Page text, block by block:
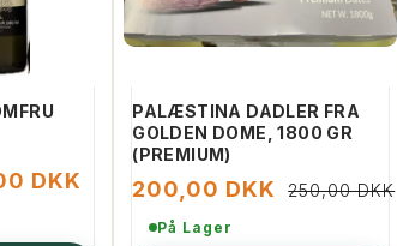
DKK
PALÆSTINA DADLER FRA
GOLDEN DOME, 1800 GR
(PREMIUM)
200,00 DKK 250,00 DKK
På Lager